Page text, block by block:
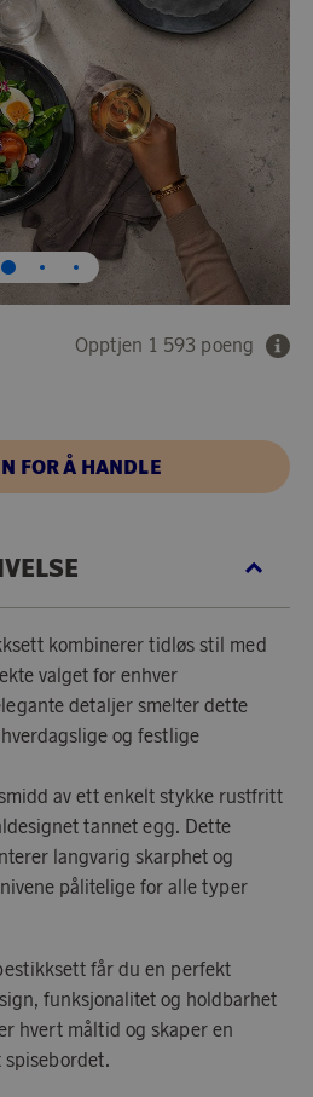
Opptjen 1 593 poeng
FOR Å HANDLE
kombinerer tidløs stil med
valget for enhver
detaljer smelter dette
og festlige
av ett enkelt stykke rustfritt
tannet egg. Dette
langvarig skarphet og
pålitelige for alle typer
får du en perfekt
funksjonalitet og holdbarhet
hvert måltid og skaper en